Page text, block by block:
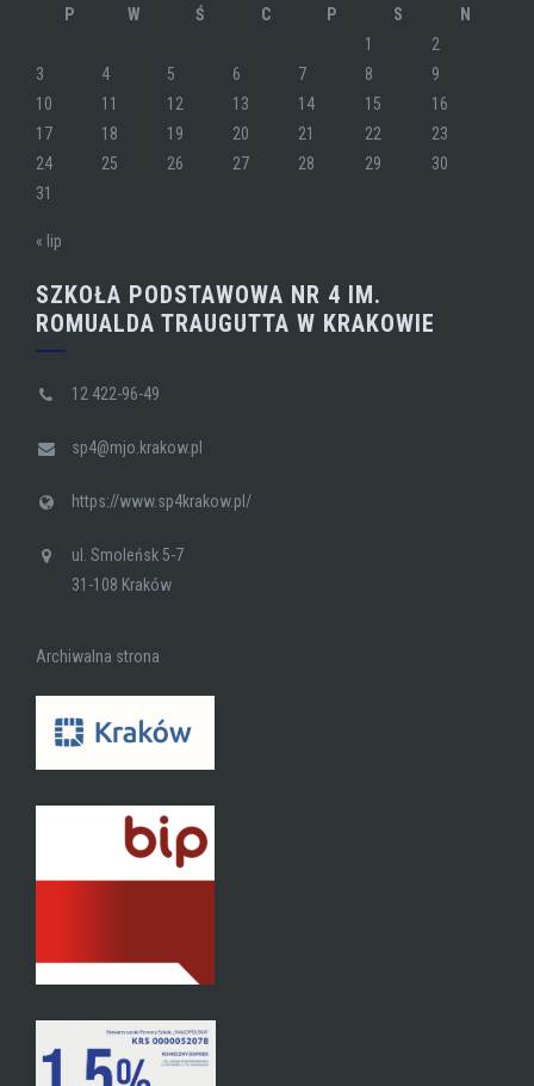
P
W Ś C P S
N
1
2
3
4 5 6 7 8
9
10
11 12 13 14 15
16
17
18 19 20 21 22
23
24
25 26 27 28 29
30
31
« lip
SZKOŁA PODSTAWOWA NR 4 IM.
ROMUALDA TRAUGUTTA W KRAKOWIE
12 422-96-49
sp4@mjo.krakow.pl
https://www.sp4krakow.pl/
ul. Smoleńsk 5-7
31-108 Kraków
Archiwalna strona